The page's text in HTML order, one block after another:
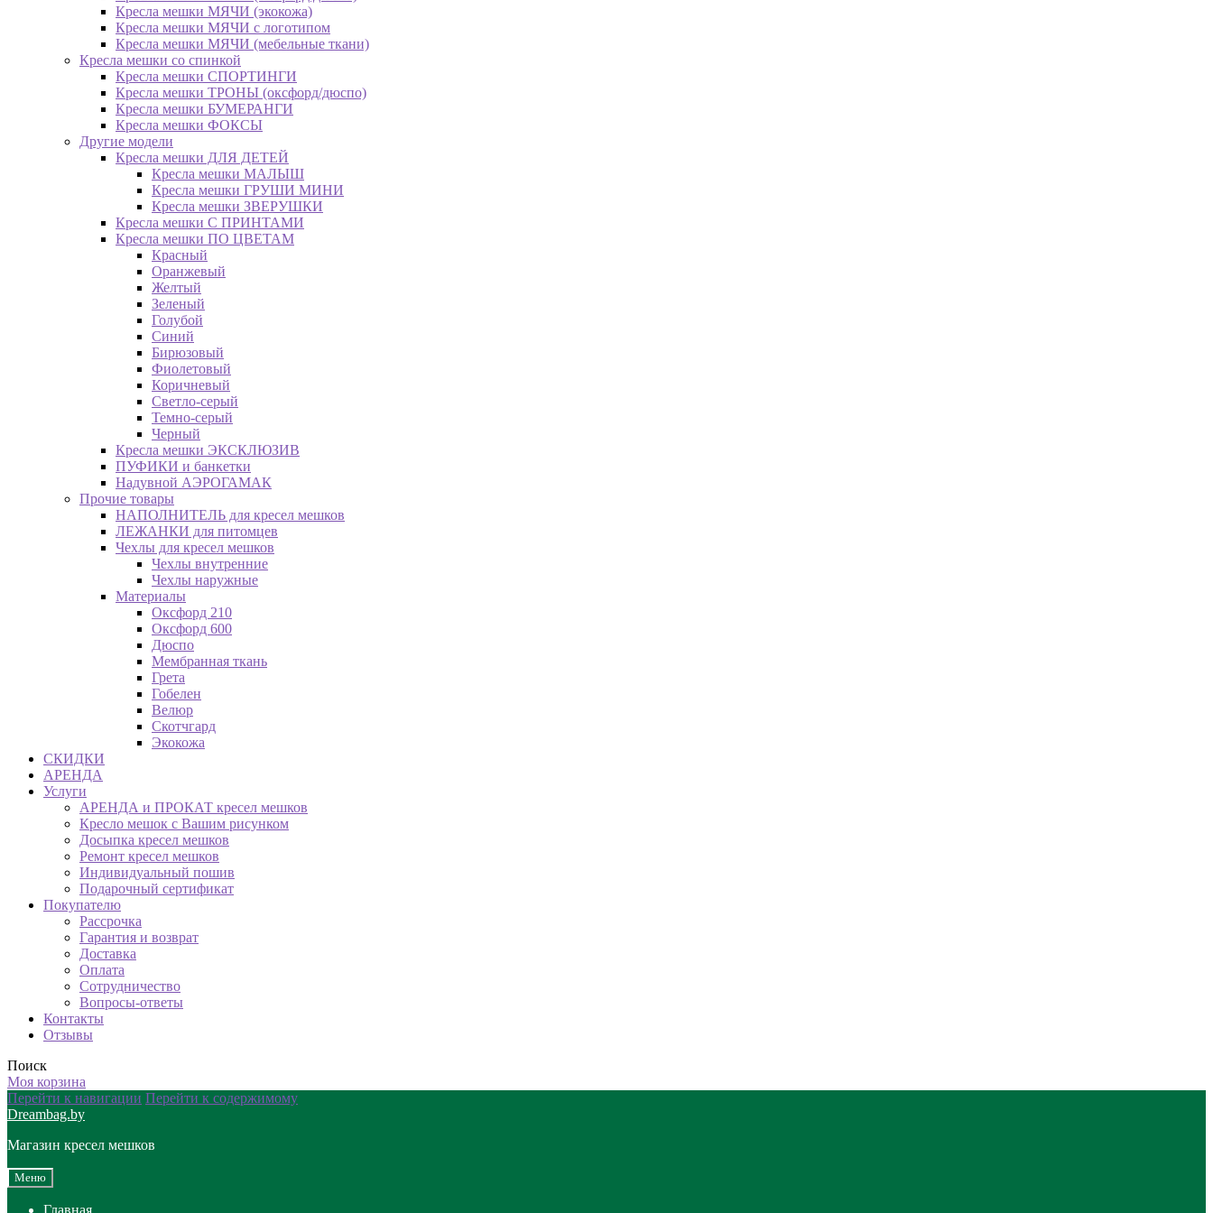
Кресла мешки МЯЧИ (экокожа)
Кресла мешки МЯЧИ с логотипом
Кресла мешки МЯЧИ (мебельные ткани)
Кресла мешки со спинкой
Кресла мешки СПОРТИНГИ
Кресла мешки ТРОНЫ (оксфорд/дюспо)
Кресла мешки БУМЕРАНГИ
Кресла мешки ФОКСЫ
Другие модели
Кресла мешки ДЛЯ ДЕТЕЙ
Кресла мешки МАЛЫШ
Кресла мешки ГРУШИ МИНИ
Кресла мешки ЗВЕРУШКИ
Кресла мешки С ПРИНТАМИ
Кресла мешки ПО ЦВЕТАМ
Красный
Оранжевый
Желтый
Зеленый
Голубой
Синий
Бирюзовый
Фиолетовый
Коричневый
Светло-серый
Темно-серый
Черный
Кресла мешки ЭКСКЛЮЗИВ
ПУФИКИ и банкетки
Надувной АЭРОГАМАК
Прочие товары
НАПОЛНИТЕЛЬ для кресел мешков
ЛЕЖАНКИ для питомцев
Чехлы для кресел мешков
Чехлы внутренние
Чехлы наружные
Материалы
Оксфорд 210
Оксфорд 600
Дюспо
Мембранная ткань
Грета
Гобелен
Велюр
Скотчгард
Экокожа
СКИДКИ
АРЕНДА
Услуги
АРЕНДА и ПРОКАТ кресел мешков
Кресло мешок с Вашим рисунком
Досыпка кресел мешков
Ремонт кресел мешков
Индивидуальный пошив
Подарочный сертификат
Покупателю
Рассрочка
Гарантия и возврат
Доставка
Оплата
Сотрудничество
Вопросы-ответы
Контакты
Отзывы
Поиск
Моя корзина
Перейти к навигации Перейти к содержимому
Dreambag.by
Магазин кресел мешков
Меню
Главная